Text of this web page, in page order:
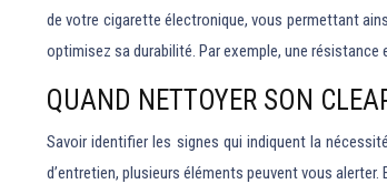
de votre cigarette électronique, vous permettant
optimisez sa durabilité. Par exemple, une
QUAND NETTOYER SON
Savoir identifier les signes qui indiquent la
d’entretien, plusieurs éléments peuvent vous